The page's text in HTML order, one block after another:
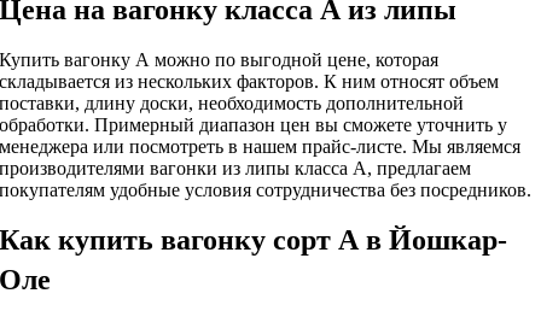
Цена на вагонку класса А из липы
Купить вагонку А можно по выгодной цене, которая
складывается из нескольких факторов. К ним относят объем
поставки, длину доски, необходимость дополнительной
обработки. Примерный диапазон цен вы сможете уточнить у
менеджера или посмотреть в нашем прайс-листе. Мы являемся
производителями вагонки из липы класса А, предлагаем
покупателям удобные условия сотрудничества без посредников.
Как купить вагонку сорт А в Йошкар-
Оле